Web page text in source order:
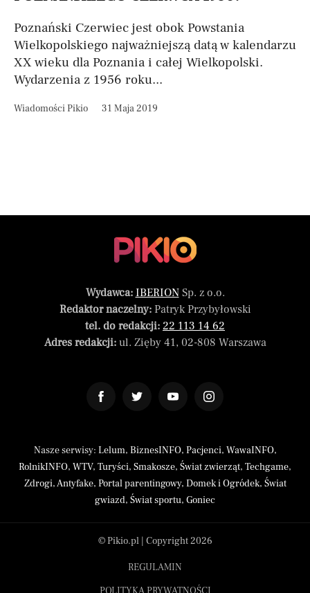
Poznański Czerwiec jest obok Powstania
Wielkopolskiego najważniejszą datą w kalendarzu
XX wieku dla Poznania i całej Wielkopolski.
Wydarzenia z 1956 roku...
Wiadomości Pikio 31 Maja 2019
Wydawca: IBERIONSp. z o.o.
Redaktor naczelny:Patryk Przybyłowski
tel. do redakcji: 22 113 14 62
Adres redakcji:ul. Zięby 41, 02-808 Warszawa
Nasze serwisy: Lelum, BiznesINFO, Pacjenci, WawaINFO,
RolnikINFO, WTV, Turyści, Smakosze, Świat zwierząt, Techgame,
Zdrogi,Antyfake, Portal parentingowy, Domek i Ogródek, Świat
gwiazd, Świat sportu, Goniec
© Pikio.pl | Copyright 2026
REGULAMIN